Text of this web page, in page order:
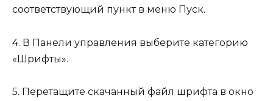
соответствующий пункт в меню Пуск.
4. В Панели управления выберите категорию
«Шрифты».
5. Перетащите скачанный файл шрифта в окно